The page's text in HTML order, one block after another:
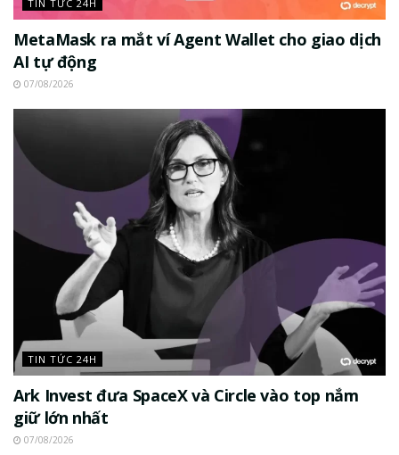
TIN TỨC 24H
MetaMask ra mắt ví Agent Wallet cho giao dịch
AI tự động
07/08/2026
TIN TỨC 24H
Ark Invest đưa SpaceX và Circle vào top nắm
giữ lớn nhất
07/08/2026